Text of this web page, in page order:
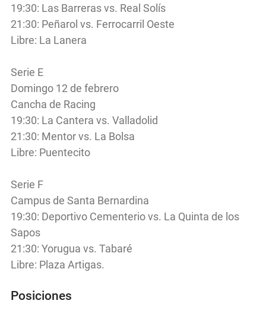
19:30: Las Barreras vs. Real Solís
21:30: Peñarol vs. Ferrocarril Oeste
Libre: La Lanera
Serie E
Domingo 12 de febrero
Cancha de Racing
19:30: La Cantera vs. Valladolid
21:30: Mentor vs. La Bolsa
Libre: Puentecito
Serie F
Campus de Santa Bernardina
19:30: Deportivo Cementerio vs. La Quinta de los
Sapos
21:30: Yorugua vs. Tabaré
Libre: Plaza Artigas.
Posiciones